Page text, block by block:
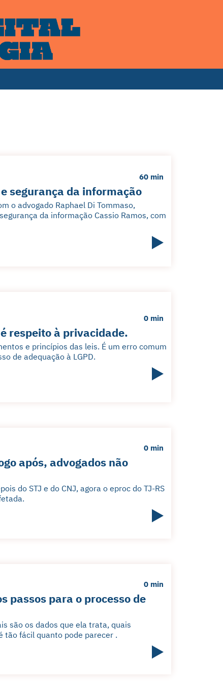
60 min
segurança da informação
o advogado Raphael Di Tommaso,
da informação Cassio Ramos, com
0 min
respeito à privacidade.
e princípios das leis. É um erro comum
de adequação à LGPD.
0 min
após, advogados não
do STJ e do CNJ, agora o eproc do TJ-RS
0 min
passos para o processo de
são os dados que ela trata, quais
tão fácil quanto pode parecer .